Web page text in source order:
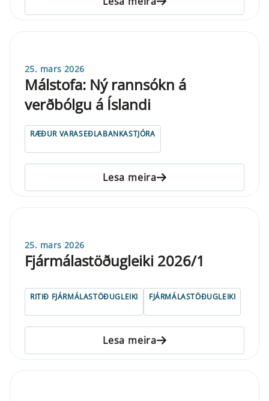
25. mars 2026
Málstofa: Ný rannsókn á
verðbólgu á Íslandi
RÆÐUR VARASEÐLABANKASTJÓRA
Lesa meira
25. mars 2026
Fjármálastöðugleiki 2026/1
RITIÐ FJÁRMÁLASTÖÐUGLEIKI FJÁRMÁLASTÖÐUGLEIKI
Lesa meira